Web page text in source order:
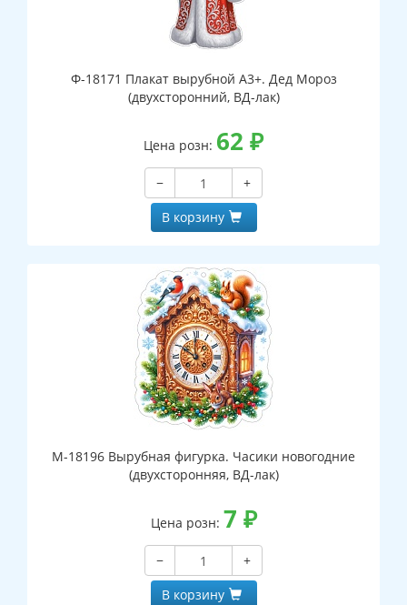
Ф-18171 Плакат вырубной А3+. Дед Мороз
(двухсторонний, ВД-лак)
Цена розн: 62 ₽
−
+
В корзину
М-18196 Вырубная фигурка. Часики новогодние
(двухсторонняя, ВД-лак)
Цена розн: 7 ₽
−
+
В корзину